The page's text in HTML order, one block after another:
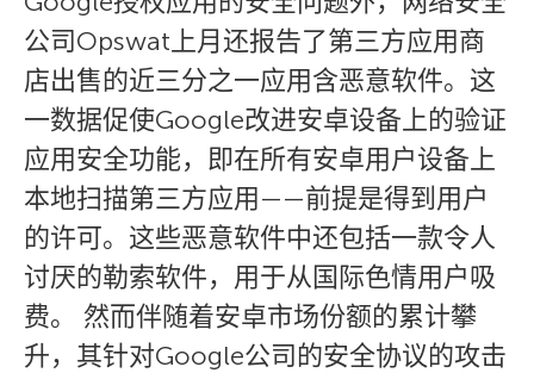
公司Opswat上月还报告了第三方应用商
店出售的近三分之一应用含恶意软件。这
一数据促使Google改进安卓设备上的验证
应用安全功能，即在所有安卓用户设备上
本地扫描第三方应用——前提是得到用户
的许可。这些恶意软件中还包括一款令人
讨厌的勒索软件，用于从国际色情用户吸
费。 然而伴随着安卓市场份额的累计攀
升，其针对Google公司的安全协议的攻击